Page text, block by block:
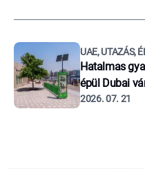
UAE, UTAZÁS,
Hatalmas
épül Dubai
2026. 07. 21